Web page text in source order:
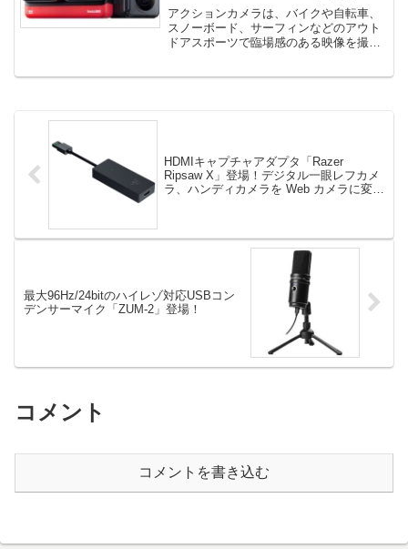
アクションカメラは、バイクや自転車、
スノーボード、サーフィンなどのアウト
ドアスポーツで臨場感のある映像を撮影
HDMIキャプチャアダプタ「Razer
Ripsaw X」登場！デジタル一眼レフカメ
ラ、ハンディカメラを Web カメラに変
最大96Hz/24bitのハイレゾ対応USBコン
デンサーマイク「ZUM-2」登場！
コメント
コメントを書き込む